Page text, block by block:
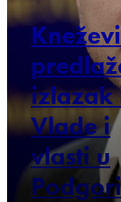
izlazak
Vlade i
vlasti u